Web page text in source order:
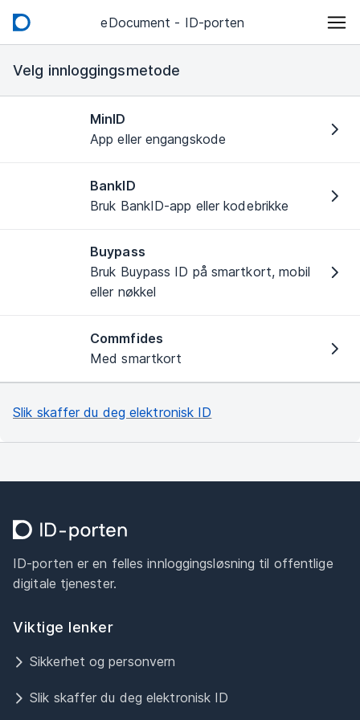
eDocument - ID-porten
Velg innloggingsmetode
MinID
App eller engangskode
BankID
Bruk BankID-app eller kodebrikke
Buypass
Bruk Buypass ID på smartkort, mobil
eller nøkkel
Commfides
Med smartkort
Slik skaffer du deg elektronisk ID
ID-porten er en felles innloggingsløsning til offentlige
digitale tjenester.
Viktige lenker
Sikkerhet og personvern
Slik skaffer du deg elektronisk ID